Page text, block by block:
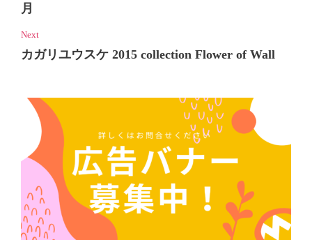
月
Next
カガリユウスケ 2015 collection Flower of Wall